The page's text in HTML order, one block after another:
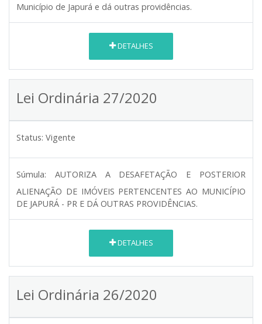
Município de Japurá e dá outras providências.
DETALHES
Lei Ordinária 27/2020
Status: Vigente
Súmula:
AUTORIZA A DESAFETAÇÃO E POSTERIOR
ALIENAÇÃO DE IMÓVEIS PERTENCENTES AO MUNICÍPIO
DE JAPURÁ - PR E DÁ OUTRAS PROVIDÊNCIAS.
DETALHES
Lei Ordinária 26/2020